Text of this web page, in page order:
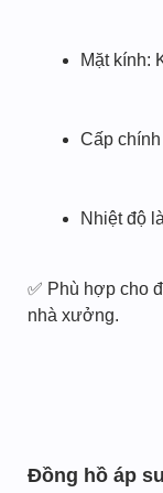
Mặt kính:
Cấp
Nhiệt độ
✅ Phù hợp cho
nhà xưởng.
Đồng hồ áp